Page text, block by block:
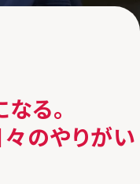
る。
のやりがい